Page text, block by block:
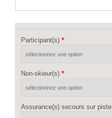
Participant(s)
Non-skieur(s)
Assurance(s) secours sur piste